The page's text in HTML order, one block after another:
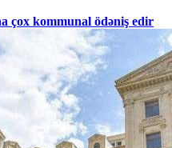
çox kommunal ödəniş edir